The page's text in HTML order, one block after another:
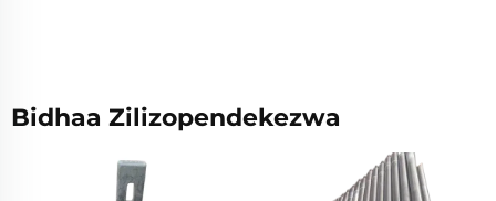
Bidhaa Zilizopendekezwa